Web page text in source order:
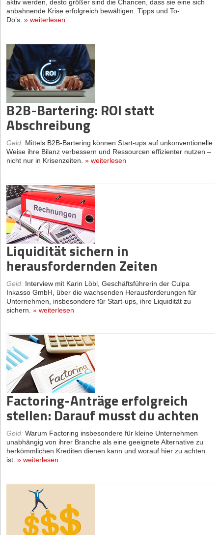
aktiv werden, desto größer sind die Chancen, dass sie eine sich
anbahnende Krise erfolgreich bewältigen. Tipps und To-
Do’s. » weiterlesen
B2B-Bartering: ROI statt
Abschreibung
Geld: Mittels B2B-Bartering können Start-ups auf unkonventionelle
Weise ihre Bilanz verbessern und Ressourcen effizienter nutzen –
nicht nur in Krisenzeiten. » weiterlesen
Liquidität sichern in
herausfordernden Zeiten
Geld: Interview mit Karin Löbl, Geschäftsführerin der Culpa
Inkasso GmbH, über die wachsenden Herausforderungen für
Unternehmen, insbesondere für Start-ups, ihre Liquidität zu
sichern. » weiterlesen
Factoring-Anträge erfolgreich
stellen: Darauf musst du achten
Geld: Warum Factoring insbesondere für kleine Unternehmen
unabhängig von ihrer Branche als eine geeignete Alternative zu
herkömmlichen Krediten dienen kann und worauf hier zu achten
ist. » weiterlesen